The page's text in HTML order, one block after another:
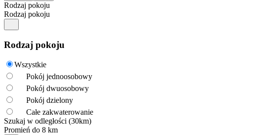
Rodzaj pokoju
Rodzaj pokoju
Rodzaj pokoju
Wszystkie
Pokój jednoosobowy
Pokój dwuosobowy
Pokój dzielony
Całe zakwaterowanie
Szukaj w odległości (30km)
Promień do 8 km